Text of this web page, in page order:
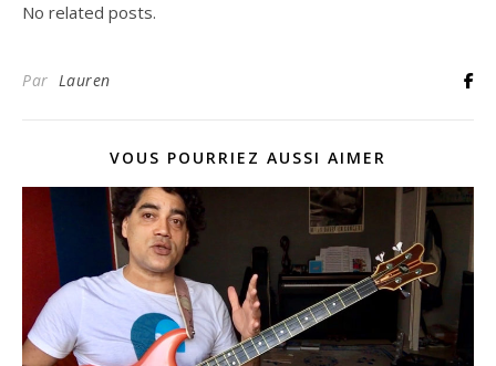
No related posts.
Par Lauren
VOUS POURRIEZ AUSSI AIMER